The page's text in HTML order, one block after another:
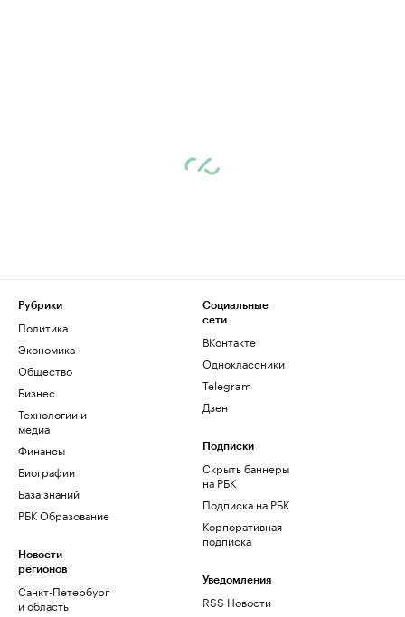
Рубрики
Политика
Экономика
Общество
Бизнес
Технологии и
медиа
Финансы
Биографии
База знаний
РБК Образование
Новости
регионов
Санкт-Петербург
и область
Социальные
сети
ВКонтакте
Одноклассники
Telegram
Дзен
Подписки
Скрыть баннеры
на РБК
Подписка на РБК
Корпоративная
подписка
Уведомления
RSS Новости